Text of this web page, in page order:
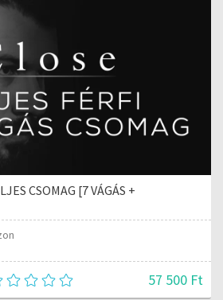
CSOMAG [7 VÁGÁS +
57 500 Ft